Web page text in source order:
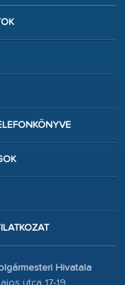
Hivatala
utca 17-19.